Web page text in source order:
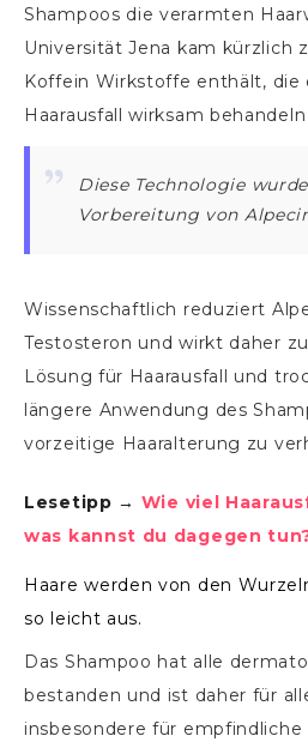
Shampoos die verarmten
Universität Jena kam kürzlich
Koffein Wirkstoffe enthält, die
Haarausfall wirksam
Diese Technologie
Vorbereitung von
Wissenschaftlich reduziert
Testosteron und wirkt daher
Lösung für Haarausfall und
längere Anwendung des
vorzeitige Haaralterung zu
Lesetipp → Wie viel
was kannst du dagegen
Haare werden von den
so leicht aus.
Das Shampoo hat alle
bestanden und ist daher für
insbesondere für